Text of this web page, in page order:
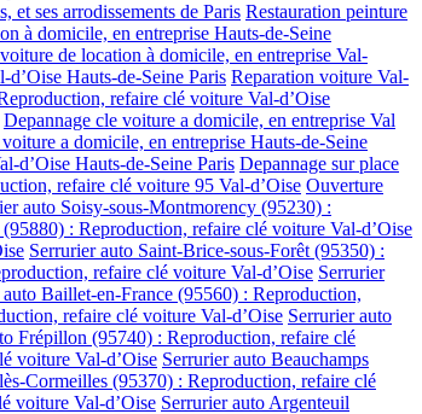
et ses arrodissements de Paris Restauration peinture
à domicile, en entreprise Hauts-de-Seine
de location à domicile, en entreprise Val-
Hauts-de-Seine Paris Reparation voiture Val-
refaire clé voiture Val-d’Oise
Depannage cle voiture a domicile, en entreprise Val
a domicile, en entreprise Hauts-de-Seine
d’Oise Hauts-de-Seine Paris Depannage sur place
refaire clé voiture 95 Val-d’Oise Ouverture
auto Soisy-sous-Montmorency (95230) :
: Reproduction, refaire clé voiture Val-d’Oise
Serrurier auto Saint-Brice-sous-Forêt (95350) :
refaire clé voiture Val-d’Oise Serrurier
auto Baillet-en-France (95560) : Reproduction,
refaire clé voiture Val-d’Oise Serrurier auto
Frépillon (95740) : Reproduction, refaire clé
voiture Val-d’Oise Serrurier auto Beauchamps
Cormeilles (95370) : Reproduction, refaire clé
voiture Val-d’Oise Serrurier auto Argenteuil